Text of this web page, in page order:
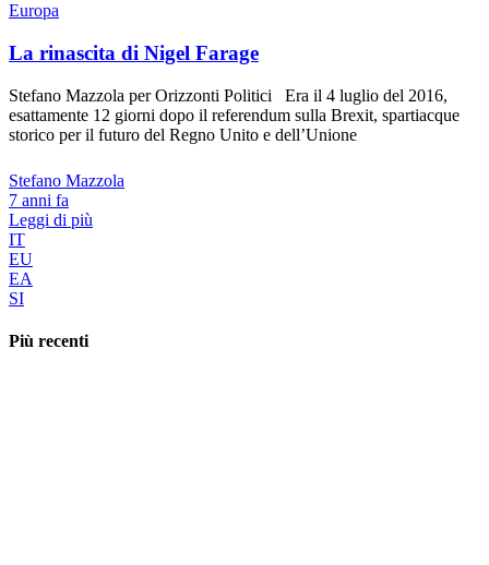
Europa
La rinascita di Nigel Farage
Stefano Mazzola per Orizzonti Politici Era il 4 luglio del 2016,
esattamente 12 giorni dopo il referendum sulla Brexit, spartiacque
storico per il futuro del Regno Unito e dell’Unione
Stefano Mazzola
7 anni fa
Leggi di più
IT
EU
EA
SI
Più recenti